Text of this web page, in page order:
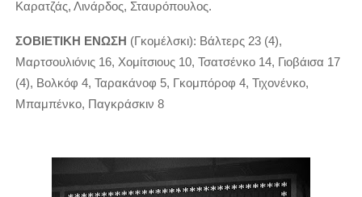
Καρατζάς, Λινάρδος, Σταυρόπουλος.
ΣΟΒΙΕΤΙΚΗ ΕΝΩΣΗ (Γκομέλσκι): Βάλτερς 23 (4),
Μαρτσουλιόνις 16, Χομίτσιους 10, Τσατσένκο 14, Γιοβάισα 17
(4), Βολκόφ 4, Ταρακάνοφ 5, Γκομπόροφ 4, Τιχονένκο,
Μπαμπένκο, Παγκράσκιν 8